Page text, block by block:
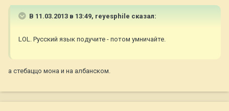
В 11.03.2013 в 13:49, reyesphile сказал:
LOL. Русский язык подучите - потом умничайте.
а стебаццо мона и на албанском.